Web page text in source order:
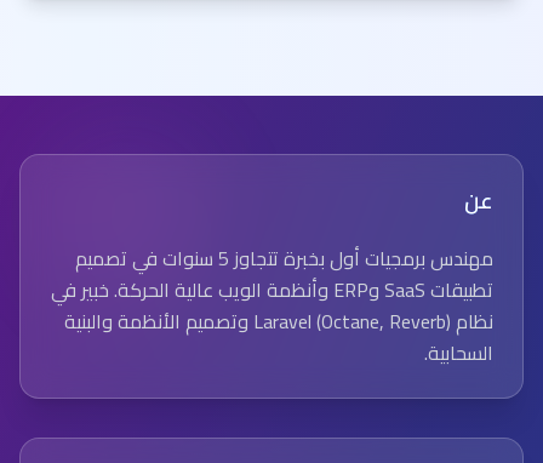
عن
مهندس برمجيات أول بخبرة تتجاوز 5 سنوات في تصميم
تطبيقات SaaS وERP وأنظمة الويب عالية الحركة. خبير في
نظام Laravel (Octane, Reverb) وتصميم الأنظمة والبنية
السحابية.